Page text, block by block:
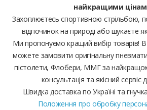
найкращими
Захоплюєтесь спортивною стрільбою,
відпочинок на природі або шукаєте
Ми пропонуємо кращий вибір товарів!
можете замовити оригінальну
пістолети, Флобери, ММГ за
консультація та якісний сервіс
Швидка доставка по Україні та
Положення про обробку